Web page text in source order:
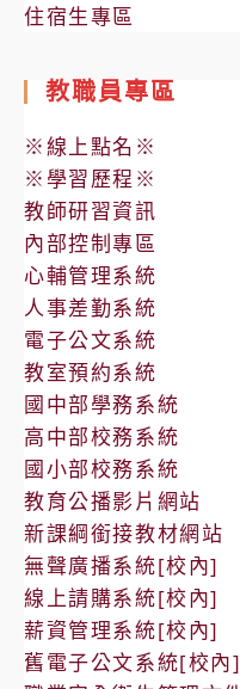
住宿生專區
教職員專區
※線上點名※
※學習歷程※
教師研習資訊
內部控制專區
心輔管理系統
人事差勤系統
電子公文系統
教室預約系統
國中部學務系統
高中部校務系統
國小部校務系統
教育公播影片網站
新課綱銜接教材網站
無聲廣播系統[校內]
線上請購系統[校內]
薪資管理系統[校內]
舊電子公文系統[校內]